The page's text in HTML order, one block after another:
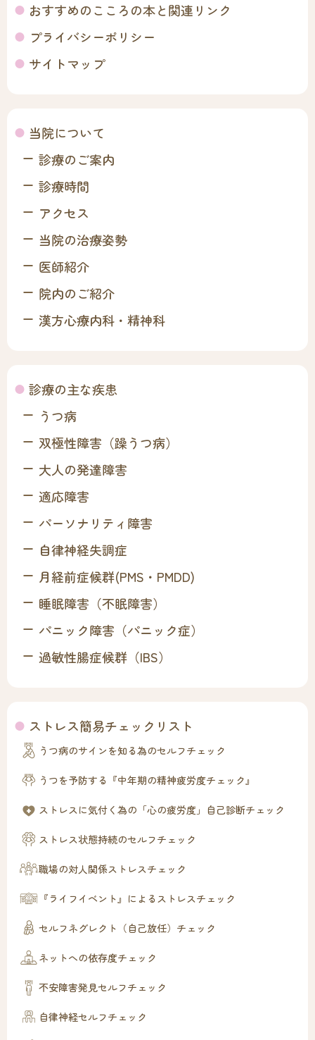
おすすめのこころの本と関連リンク
プライバシーポリシー
サイトマップ
当院について
診療のご案内
診療時間
アクセス
当院の治療姿勢
医師紹介
院内のご紹介
漢方心療内科・精神科
診療の主な疾患
うつ病
双極性障害（躁うつ病）
大人の発達障害
適応障害
パーソナリティ障害
自律神経失調症
月経前症候群(PMS・PMDD)
睡眠障害（不眠障害）
パニック障害（パニック症）
過敏性腸症候群（IBS）
ストレス簡易チェックリスト
うつ病のサインを知る為のセルフチェック
うつを予防する『中年期の精神疲労度チェック』
ストレスに気付く為の「心の疲労度」自己診断チェック
ストレス状態持続のセルフチェック
職場の対人関係ストレスチェック
『ライフイベント』によるストレスチェック
セルフネグレクト（自己放任）チェック
ネットへの依存度チェック
不安障害発見セルフチェック
自律神経セルフチェック